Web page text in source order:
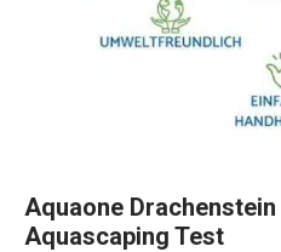
Aquaone
Aquascaping Test